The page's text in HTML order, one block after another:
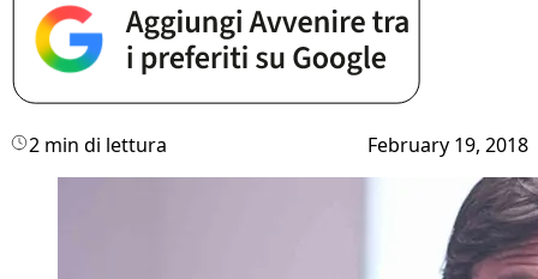
2 min di lettura February 19, 2018